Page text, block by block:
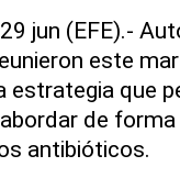
jun (EFE).-
este
estrategia que
de
antibióticos.